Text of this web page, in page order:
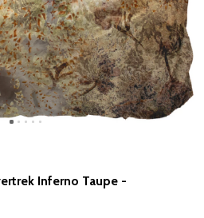
Inferno Taupe -